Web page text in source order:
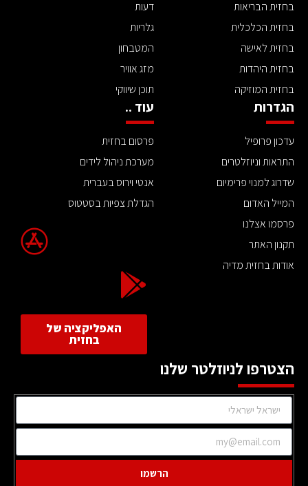
בחזית הבריאות
בחזית הכלכלית
בחזית לאישה
בחזית היהדות
בחזית המוזיקה
דעות
גלריות
המטבחון
מזג אוויר
תוכן שיווקי
הגדרות
עדכון פרופיל
התראות וניוזלטרים
שדרוג למנוי פרימיום
המייל האדום
פרסמו אצלנו
תקנון האתר
אודות בחזית מדיה
עוד ..
פרסום בחזית
מערכת ניהול לידים
אנטי וירוס בעברית
הגדלת צפיות בסטטוס
האפליקציה של
בחזית
הצטרפו לניוזלטר שלנו
הרשמו